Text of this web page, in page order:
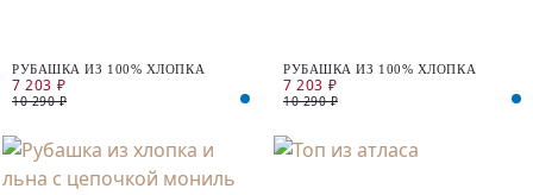
РУБАШКА ИЗ 100% ХЛОПКА
7 203 ₽
10 290 ₽
РУБАШКА ИЗ 100% ХЛОПКА
7 203 ₽
10 290 ₽